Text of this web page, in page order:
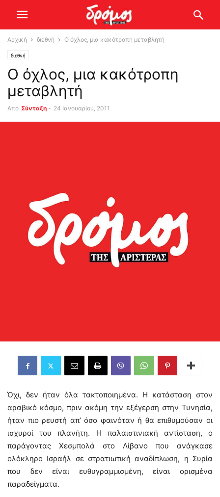
Αρχική διεθνή Ο όχλος, μια κακότροπη μεταβλητή
διεθνή
Ο όχλος, μια κακότροπη
μεταβλητή
Από Σύνταξη - 24 Ιανουαρίου, 2011
Όχι, δεν ήταν όλα τακτοποιημένα. Η κατάσταση στον
αραβικό κόσμο, πριν ακόμη την εξέγερση στην Τυνησία,
ήταν πιο ρευστή απ’ όσο φαινόταν ή θα επιθυμούσαν οι
ισχυροί του πλανήτη. Η παλαιστινιακή αντίσταση, ο
παράγοντας Χεσμπολά στο Λίβανο που ανάγκασε
ολόκληρο Ισραήλ σε στρατιωτική αναδίπλωση, η Συρία
που δεν είναι ευθυγραμμισμένη, είναι ορισμένα
παραδείγματα.